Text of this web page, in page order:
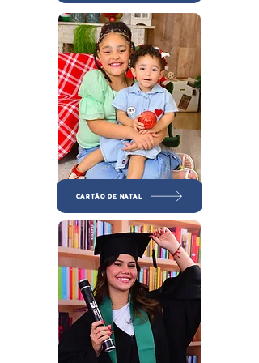
CARTÃO DE NATAL